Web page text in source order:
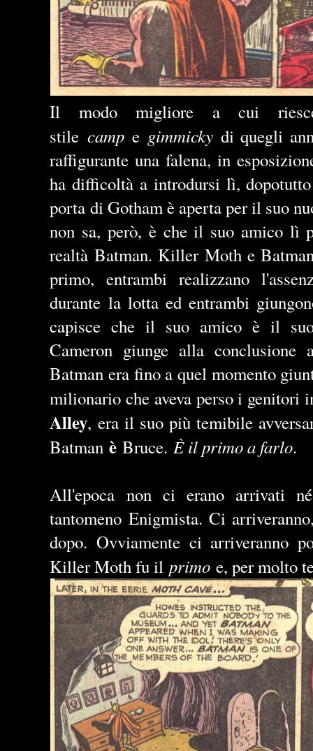
Il modo migliore a cui
stile campe gimmicky di quegli
raffigurante una falena, in
ha difficoltà a introdursi lì,
porta di Gotham è aperta per il suo
non sa, però, è che il suo amico lì
realtà Batman. Killer Moth e
primo, entrambi realizzano
durante la lotta ed entrambi
capisce che il suo amico è il suo
Cameron giunge alla
Batman era fino a quel momento
milionario che aveva perso i genitori
Alley, era il suo più temibile
Batmanè Bruce.È il primo a farlo.
All'epoca non ci erano arrivati
tantomeno Enigmista. Ci
dopo. Ovviamente ci arriveranno
Killer Moth fu ilprimo e, per molto